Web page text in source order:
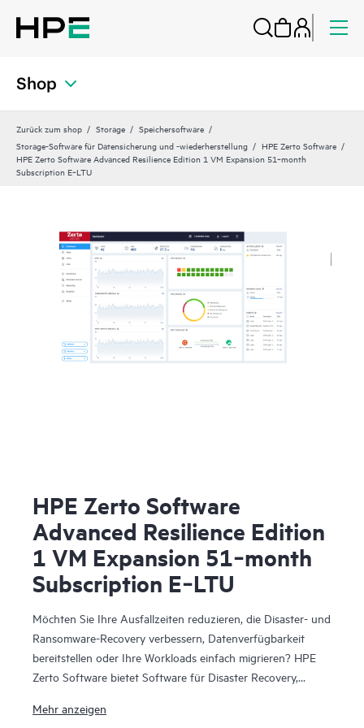
Shop
Zurück zum shop Storage
Speichersoftware
Storage-Software für Datensicherung und -wiederherstellung
HPE Zerto Software
HPE Zerto Software Advanced Resilience Edition 1 VM Expansion 51‑month
Subscription E‑LTU
HPE Zerto Software
Advanced Resilience Edition
1 VM Expansion 51‑month
Subscription E‑LTU
Möchten Sie Ihre Ausfallzeiten reduzieren, die Disaster- und
Ransomware-Recovery verbessern, Datenverfügbarkeit
bereitstellen oder Ihre Workloads einfach migrieren? HPE
Zerto Software bietet Software für Disaster Recovery,
und Cloud-Umgebungen. HPE Zerto Software wurde für
Mehr anzeigen